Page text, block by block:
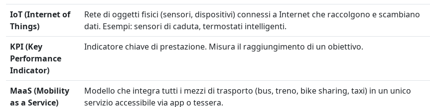
IoT (Internet of
Things)
Rete di oggetti fisici (sensori, dispositivi) connessi a Internet che raccolgono e scambiano
dati. Esempi: sensori di caduta, termostati intelligenti.
KPI (Key
Performance
Indicator)
Indicatore chiave di prestazione. Misura il raggiungimento di un obiettivo.
MaaS (Mobility
as a Service)
Modello che integra tutti i mezzi di trasporto (bus, treno, bike sharing, taxi) in un unico
servizio accessibile via app o tessera.